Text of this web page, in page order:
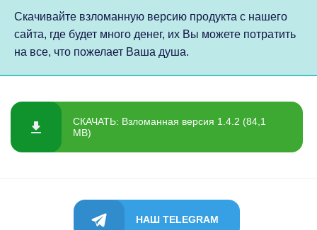
Скачивайте взломанную версию продукта с нашего
сайта, где будет много денег, их Вы можете потратить
на все, что пожелает Ваша душа.
СКАЧАТЬ: Взломанная версия 1.4.2 (84,1
MB)
НАШ TELEGRAM